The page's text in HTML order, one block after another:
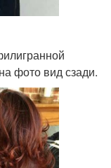
фото вид сзади.